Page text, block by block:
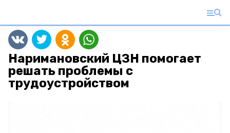
Наримановский ЦЗН помогает
решать проблемы с
трудоустройством